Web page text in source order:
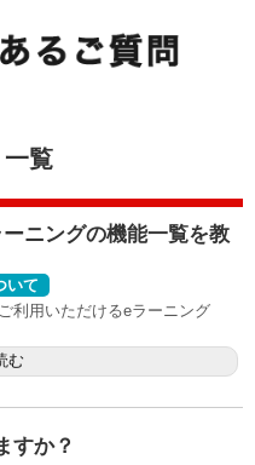
一覧
ニングの機能一覧を教
いて
利用いただけるeラーニング
む
すか？